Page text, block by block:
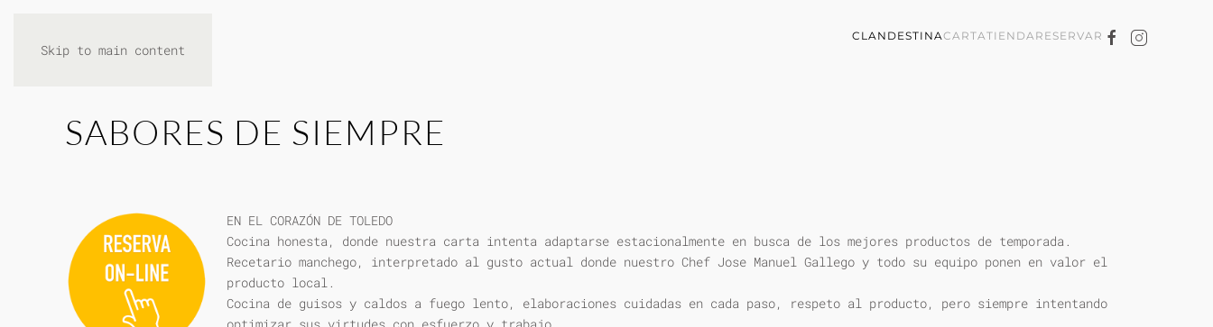
Skip to main content
CLANDESTINACARTATIENDARESERVAR
SABORES DE SIEMPRE
EN EL CORAZÓN DE TOLEDO
Cocina honesta, donde nuestra carta intenta adaptarse estacionalmente en busca de los mejores productos de temporada.
Recetario manchego, interpretado al gusto actual donde nuestro Chef Jose Manuel Gallego y todo su equipo ponen en valor el
producto local.
Cocina de guisos y caldos a fuego lento, elaboraciones cuidadas en cada paso, respeto al producto, pero siempre intentando